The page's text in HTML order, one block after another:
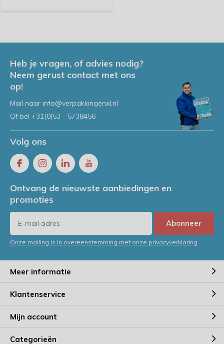
Heb je vragen, of advies nodig?
Neem gerust contact met ons
op!
Mail naar info@verpakkingenxl.nl
Of bel +31(0)53 - 5738456
Volg ons
Ontvang de nieuwste aanbiedingen en
promoties
Abonneer
Onze mailing is in overeenstemming met onze privacyverklaring
Meer informatie
Klantenservice
Mijn account
Categorieën